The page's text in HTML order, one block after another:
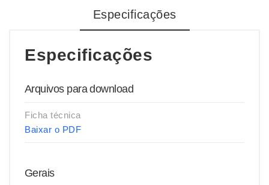
Especificações
Especificações
Arquivos para download
Ficha técnica
Baixar o PDF
Gerais